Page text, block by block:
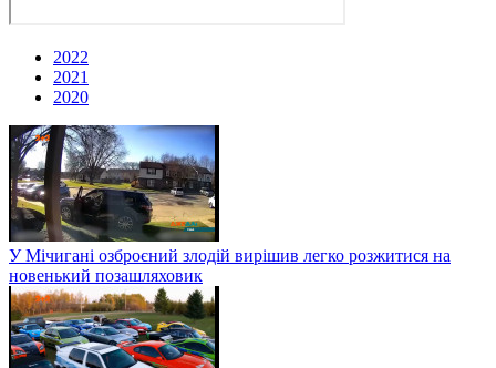
2022
2021
2020
У Мічигані озброєний злодій вирішив легко розжитися на
новенький позашляховик